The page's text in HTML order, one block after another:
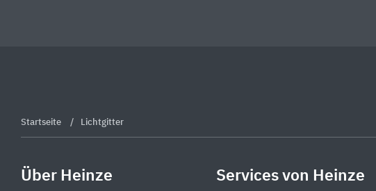
Startseite Lichtgitter
Über Heinze Services von Heinze